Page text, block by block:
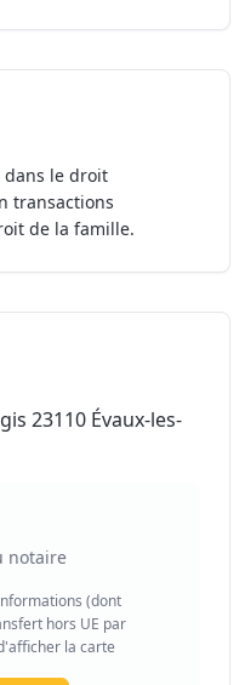
dans le droit
transactions
de la famille.
23110 Évaux-les-
notaire
(dont
hors UE par
la carte